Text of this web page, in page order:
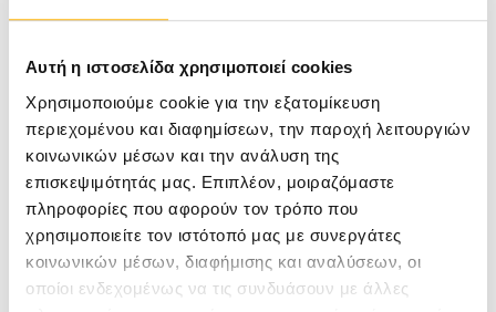
Αυτή η ιστοσελίδα χρησιμοποιεί cookies
Χρησιμοποιούμε cookie για την εξατομίκευση
περιεχομένου και διαφημίσεων, την παροχή λειτουργιών
κοινωνικών μέσων και την ανάλυση της
επισκεψιμότητάς μας. Επιπλέον, μοιραζόμαστε
πληροφορίες που αφορούν τον τρόπο που
χρησιμοποιείτε τον ιστότοπό μας με συνεργάτες
κοινωνικών μέσων, διαφήμισης και αναλύσεων, οι
οποίοι ενδεχομένως να τις συνδυάσουν με άλλες
Το Maa mon papa, που συνοδεύει το παιδί με
αγάπη και στυλ από τα πρώτα βήματά του έως
και την εφηβεία, θα μοιράσει πλούσια δώρα
Ελάτε να σας περιποιηθούμε την Πέμπτη 11
Μαΐου στις18.00 στο κεντρικό lobby του ΙΑΣΩ